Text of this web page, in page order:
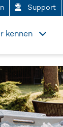
Support
kennen